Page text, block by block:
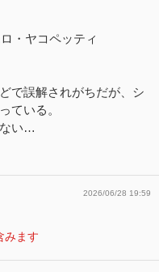
・ヤコペッティ
で誤解されがちだが、シ
ている。
い…
2026/06/28 19:59
みます